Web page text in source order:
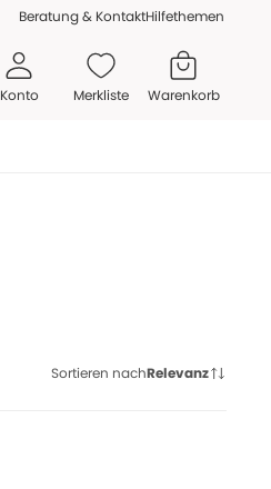
Beratung & KontaktHilfethemen
Konto Merkliste Warenkorb
Sortieren nachRelevanz